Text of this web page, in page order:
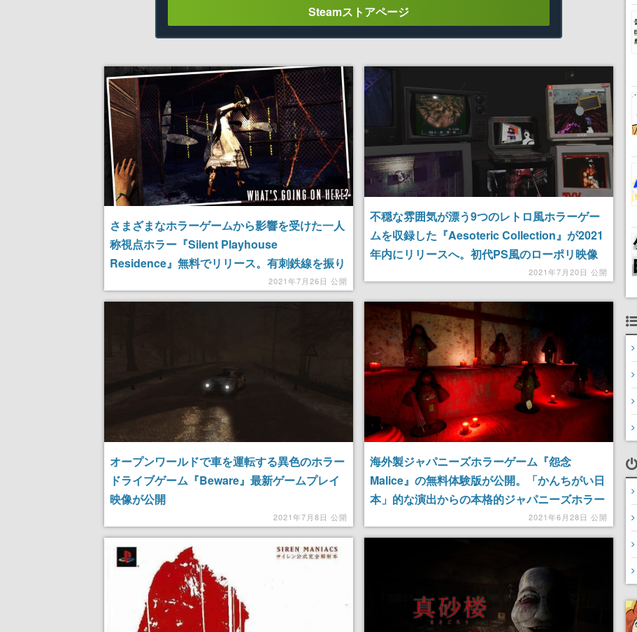
Steamストアページ
さまざまなホラーゲームから影響を受けた一人
称視点ホラー『Silent Playhouse
Residence』無料でリリース。有刺鉄線を振り
回す「背の高い女性」から逃げ回り、生きて屋
敷を脱出しよう
2021年7月26日 公開
不穏な雰囲気が漂う9つのレトロ風ホラーゲー
ムを収録した『Aesoteric Collection』が2021
年内にリリースへ。初代PS風のローポリ映像
にグリッチを効かせた多様なジャンルの実験作
2021年7月20日 公開
オープンワールドで車を運転する異色のホラー
ドライブゲーム『Beware』最新ゲームプレイ
映像が公開
2021年7月8日 公開
海外製ジャパニーズホラーゲーム『怨念
Malice』の無料体験版が公開。「かんちがい日
本」的な演出からの本格的ジャパニーズホラー
はひんやりした雰囲気が恋しいホラー／謎解き
ファンにおすすめ
2021年6月28日 公開